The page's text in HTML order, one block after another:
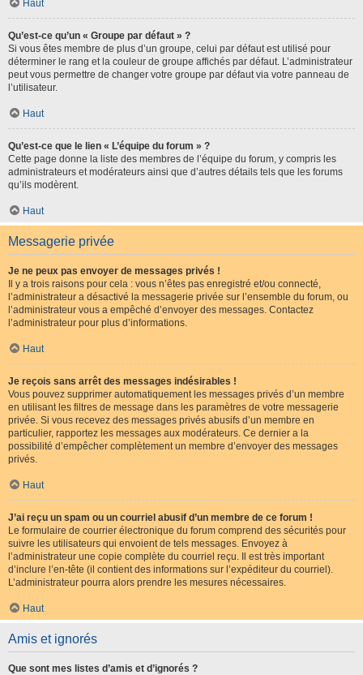
Haut
Qu’est-ce qu’un « Groupe par défaut » ?
Si vous êtes membre de plus d’un groupe, celui par défaut est utilisé pour
déterminer le rang et la couleur de groupe affichés par défaut. L’administrateur
peut vous permettre de changer votre groupe par défaut via votre panneau de
l’utilisateur.
Haut
Qu’est-ce que le lien « L’équipe du forum » ?
Cette page donne la liste des membres de l’équipe du forum, y compris les
administrateurs et modérateurs ainsi que d’autres détails tels que les forums
qu’ils modèrent.
Haut
Messagerie privée
Je ne peux pas envoyer de messages privés !
Il y a trois raisons pour cela : vous n’êtes pas enregistré et/ou connecté,
l’administrateur a désactivé la messagerie privée sur l’ensemble du forum, ou
l’administrateur vous a empêché d’envoyer des messages. Contactez
l’administrateur pour plus d’informations.
Haut
Je reçois sans arrêt des messages indésirables !
Vous pouvez supprimer automatiquement les messages privés d’un membre
en utilisant les filtres de message dans les paramètres de votre messagerie
privée. Si vous recevez des messages privés abusifs d’un membre en
particulier, rapportez les messages aux modérateurs. Ce dernier a la
possibilité d’empêcher complètement un membre d’envoyer des messages
privés.
Haut
J’ai reçu un spam ou un courriel abusif d’un membre de ce forum !
Le formulaire de courrier électronique du forum comprend des sécurités pour
suivre les utilisateurs qui envoient de tels messages. Envoyez à
l’administrateur une copie complète du courriel reçu. Il est très important
d’inclure l’en-tête (il contient des informations sur l’expéditeur du courriel).
L’administrateur pourra alors prendre les mesures nécessaires.
Haut
Amis et ignorés
Que sont mes listes d’amis et d’ignorés ?